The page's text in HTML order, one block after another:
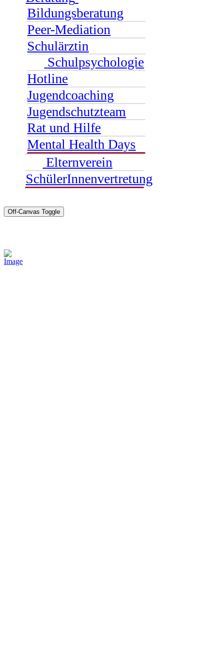
Bildungsberatung
Peer-Mediation
Schulärztin
Schulpsychologie
Hotline
Jugendcoaching
Jugendschutzteam
Rat und Hilfe
Mental Health Days
Elternverein
SchülerInnenvertretung
Off-Canvas Toggle